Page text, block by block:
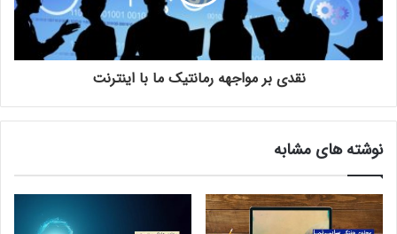
سایبرنما – شماره‌ ۳۲
۱۴۰۰-۰۶-۰۹
سایبرنما – شماره ۲۰
آخرین مطالب